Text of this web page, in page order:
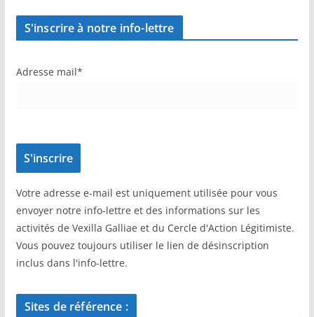
S'inscrire à notre info-lettre
Adresse mail*
Votre adresse e-mail est uniquement utilisée pour vous
envoyer notre info-lettre et des informations sur les
activités de Vexilla Galliae et du Cercle d'Action Légitimiste.
Vous pouvez toujours utiliser le lien de désinscription
inclus dans l'info-lettre.
Sites de référence :